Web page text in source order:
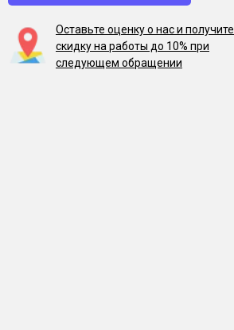
Оставьте оценку о нас и получите
скидку на работы до 10% при
следующем обращении